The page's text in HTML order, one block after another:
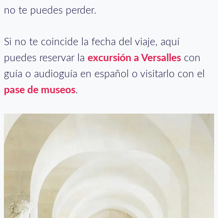
no te puedes perder.
Si no te coincide la fecha del viaje, aquí
puedes reservar la excursión a Versalles con
guía o audioguía en español o visitarlo con el
pase de museos.